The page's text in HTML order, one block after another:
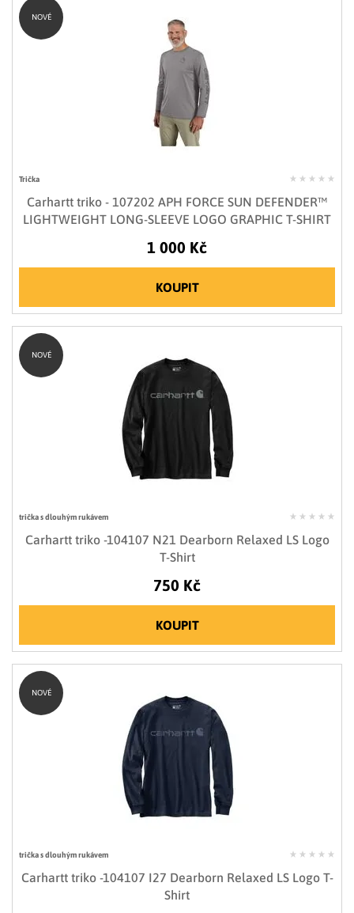
Trička
Carhartt triko - 107202 APH FORCE SUN DEFENDER™
LIGHTWEIGHT LONG-SLEEVE LOGO GRAPHIC T-SHIRT
1 000 Kč
KOUPIT
NOVÉ
trička s dlouhým rukávem
Carhartt triko -104107 N21 Dearborn Relaxed LS Logo
T-Shirt
750 Kč
KOUPIT
NOVÉ
trička s dlouhým rukávem
Carhartt triko -104107 I27 Dearborn Relaxed LS Logo T-
Shirt
NOVÉ